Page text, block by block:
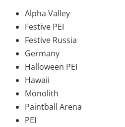
Alpha Valley
Festive PEI
Festive Russia
Germany
Halloween PEI
Hawaii
Monolith
Paintball Arena
PEI